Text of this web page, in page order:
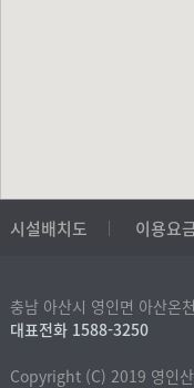
시설배치도 이용요
충남 아산시 영인면 아산온
대표전화 1588-3250
Copyright (C) 2019 영인